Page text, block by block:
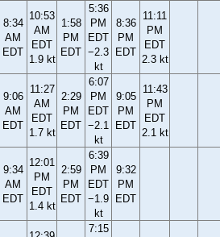
8:34
AM
EDT
10:53
AM
EDT
1.9 kt
1:58
PM
EDT
5:36
PM
EDT
−2.3
kt
8:36
PM
EDT
11:11
PM
EDT
2.3 kt
9:06
AM
EDT
11:27
AM
EDT
1.7 kt
2:29
PM
EDT
6:07
PM
EDT
−2.1
kt
9:05
PM
EDT
11:43
PM
EDT
2.1 kt
9:34
AM
EDT
12:01
PM
EDT
1.4 kt
2:59
PM
EDT
6:39
PM
EDT
−1.9
kt
9:32
PM
EDT
7:15